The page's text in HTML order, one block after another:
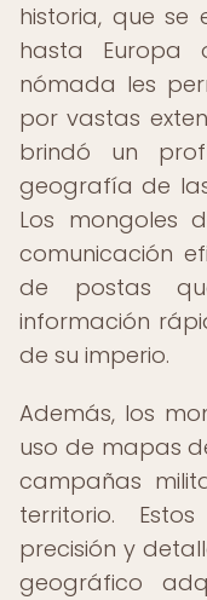
historia, que se
hasta Europa
nómada les
por vastas
brindó un
geografía de
Los mongoles
comunicación
de postas
información
de su imperio.
Además, los
uso de mapas
campañas
territorio.
precisión y
geográfico